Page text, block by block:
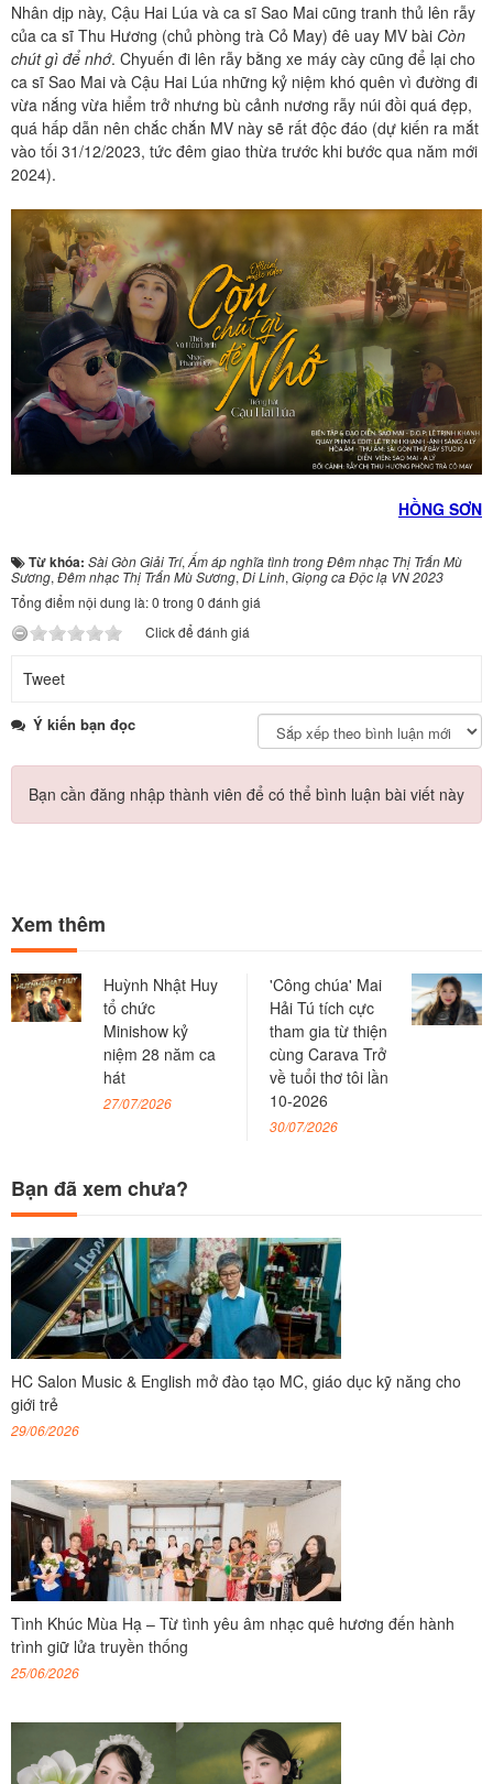
Nhân dịp này, Cậu Hai Lúa và ca sĩ Sao Mai cũng tranh thủ lên rẫy
của ca sĩ Thu Hương (chủ phòng trà Cỏ May) đê uay MV bài Còn
chút gì để nhớ. Chyuến đi lên rẫy bằng xe máy cày cũng để lại cho
ca sĩ Sao Mai và Cậu Hai Lúa những kỷ niệm khó quên vì đường đi
vừa nắng vừa hiểm trở nhưng bù cảnh nương rẫy núi đồi quá đẹp,
quá hấp dẫn nên chắc chắn MV này sẽ rất độc đáo (dự kiến ra mắt
vào tối 31/12/2023, tức đêm giao thừa trước khi bước qua năm mới
2024).
HỒNG SƠN
Từ khóa: Sài Gòn Giải Trí, Ấm áp nghĩa tình trong Đêm nhạc Thị Trấn Mù
Sương, Đêm nhạc Thị Trấn Mù Sương,Di Linh, Giọng ca Độc lạ VN 2023
Tổng điểm nội dung là: 0 trong 0 đánh giá
Click để đánh giá
Tweet
Ý kiến bạn đọc
Bạn cần đăng nhập thành viên để có thể bình luận bài viết này
Xem thêm
Huỳnh Nhật Huy
tổ chức
Minishow kỷ
niệm 28 năm ca
hát
27/07/2026
'Công chúa' Mai
Hải Tú tích cực
tham gia từ thiện
cùng Carava Trở
về tuổi thơ tôi lần
10-2026
30/07/2026
Bạn đã xem chưa?
HC Salon Music & English mở đào tạo MC, giáo dục kỹ năng cho
giới trẻ
29/06/2026
Tình Khúc Mùa Hạ – Từ tình yêu âm nhạc quê hương đến hành
trình giữ lửa truyền thống
25/06/2026